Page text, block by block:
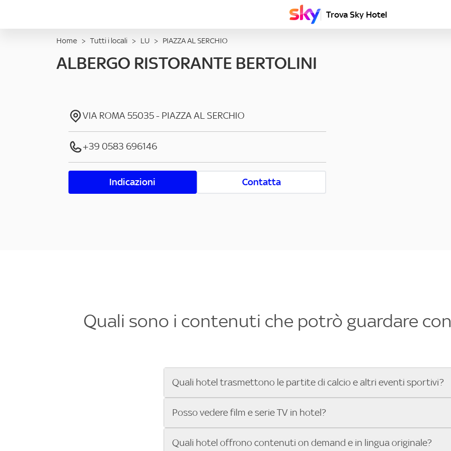
Trova Sky Hotel
Home > Tutti i locali > LU > PIAZZA AL SERCHIO
ALBERGO RISTORANTE BERTOLINI
VIA ROMA55035- PIAZZA AL SERCHIO
+39 0583 696146
Indicazioni Contatta
Quali sono i contenuti che potrò guardare
Quali hotel trasmettono le partite di calcio e altri eventi sportivi?
Se cerchi un hotel dove poter vedere le partite di Serie A, UEFA Champions
che trasmette gli eventi sportivi.
Posso vedere film e serie TV in hotel?
Sì, gli hotel che hanno Sky in camera offrono una vasta selezione di film
Quali hotel offrono contenuti on demand e in lingua originale?